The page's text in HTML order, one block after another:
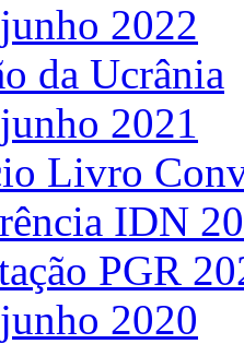
2022
da Ucrânia
2021
Livro
IDN
PGR
2020